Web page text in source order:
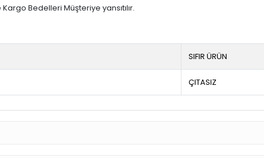
Bedelleri Müşteriye yansıtılır.
SIFIR ÜRÜN
ÇITASIZ